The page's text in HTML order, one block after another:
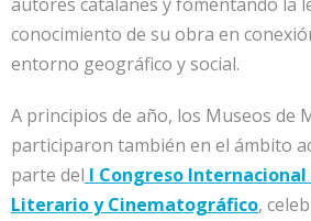
conocimiento de su obra en
entorno geográfico y social.
A principios de año, los Museos de
participaron también en el ámbito
parte del I Congreso
Literario y Cinematográfico,